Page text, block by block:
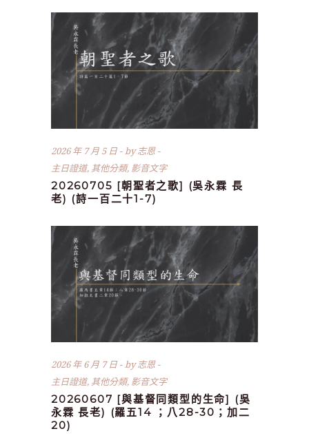
2026 年 7 月 5 日 by志恩
主日證道, 其他分類, 影音文字
20260705 [朝聖者之歌] (吳永霖 長
老) (詩一百二十1-7)
2026 年 6 月 7 日 by志恩
主日證道, 其他分類, 影音文字
20260607 [與基督同類型的生命] (吳
永霖 長老) (羅五14 ；八28-30；加二
20)